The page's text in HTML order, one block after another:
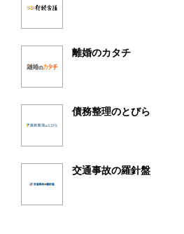
離婚のカタチ
債務整理のとびら
交通事故の羅針盤